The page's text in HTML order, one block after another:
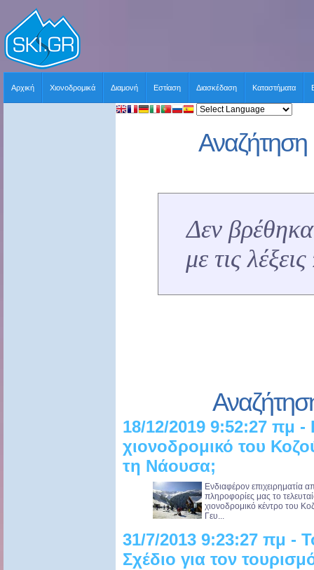
Αρχική Χιονοδρομικά Διαμονή Εστίαση Διασκέδαση Καταστήματα
Αναζήτηση
Δεν
με τις
18/12/2019 9:52:27 πμ -
χιονοδρομικό του
τη Νάουσα;
Ενδιαφέρον επιχειρηματία
πληροφορίες μας το
χιονοδρομικό κέντρο του
Γευ...
31/7/2013 9:23:27 πμ -
Σχέδιο για τον